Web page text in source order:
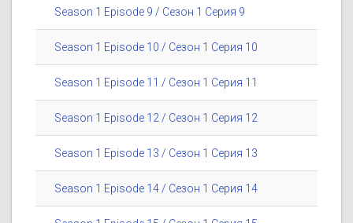
Season 1 Episode 9 / Сезон 1 Серия 9
Season 1 Episode 10 / Сезон 1 Серия 10
Season 1 Episode 11 / Сезон 1 Серия 11
Season 1 Episode 12 / Сезон 1 Серия 12
Season 1 Episode 13 / Сезон 1 Серия 13
Season 1 Episode 14 / Сезон 1 Серия 14